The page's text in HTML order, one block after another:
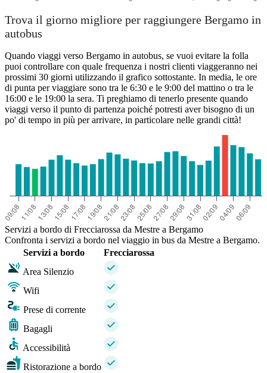
Trova il giorno migliore per raggiungere Bergamo in
autobus
Quando viaggi verso Bergamo in autobus, se vuoi evitare la folla
puoi controllare con quale frequenza i nostri clienti viaggeranno nei
prossimi 30 giorni utilizzando il grafico sottostante. In media, le ore
di punta per viaggiare sono tra le 6:30 e le 9:00 del mattino o tra le
16:00 e le 19:00 la sera. Ti preghiamo di tenerlo presente quando
viaggi verso il punto di partenza poiché potresti aver bisogno di un
po' di tempo in più per arrivare, in particolare nelle grandi città!
Servizi a bordo di Frecciarossa da Mestre a Bergamo
Confronta i servizi a bordo nel viaggio in bus da Mestre a Bergamo.
Servizi a bordo
Frecciarossa
Area Silenzio
Wifi
Prese di corrente
Bagagli
Accessibilità
Ristorazione a bordo